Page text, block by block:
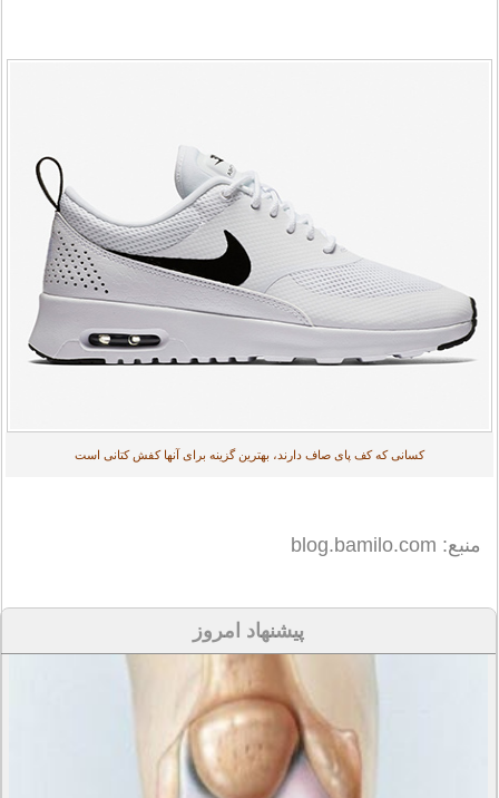
کسانی که کف پای صاف دارند، بهترین گزینه برای آنها کفش کتانی است
منبع: blog.bamilo.com
پیشنهاد امروز